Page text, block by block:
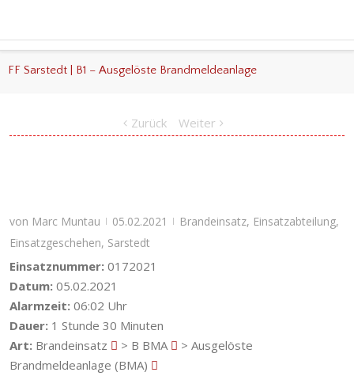
FF Sarstedt | B1 – Ausgelöste Brandmeldeanlage
Zurück Weiter
von Marc Muntau | 05.02.2021 | Brandeinsatz, Einsatzabteilung,
Einsatzgeschehen, Sarstedt
Einsatznummer: 0172021
Datum: 05.02.2021
Alarmzeit: 06:02 Uhr
Dauer: 1 Stunde 30 Minuten
Art: Brandeinsatz > B BMA
> Ausgelöste
Brandmeldeanlage (BMA)